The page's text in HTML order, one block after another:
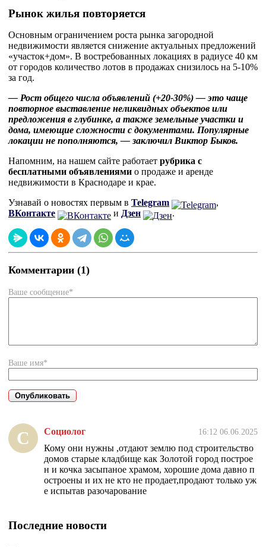
Рынок жилья повторяется
Основным ограничением роста рынка загородной
недвижимости является снижение актуальных предложений
«участок+дом». В востребованных локациях в радиусе 40 км
от городов количество лотов в продажах снизилось на 5-10%
за год.
— Рост общего числа объявлений (+20-30%) — это чаще
повторное выставление неликвидных объектов или
предложения в глубинке, а также земельные участки и
дома, имеющие сложности с документами. Популярные
локации не пополняются, — заключил Виктор Быков.
Напомним, на нашем сайте работает рубрика с
бесплатными объявлениями о продаже и аренде
недвижимости в Краснодаре и крае.
Узнавай о новостях первым в Telegram
,
ВКонтакте
и Дзен .
Комментарии (1)
Ваше сообщение*
Ваше имя*
С Социолог 16:12 06.06.2025
Кому они нужны ,отдают землю под строительство
домов старые кладбище как Золотой город построе
н и кочка засыпаное храмом, хорошие дома давно п
остроены и их не кто не продает,продают только уж
е испытав разочарование
Последние новости